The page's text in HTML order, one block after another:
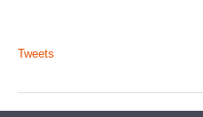
Tweets